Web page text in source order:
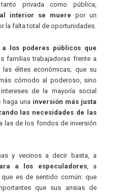
privada como pública,
interior se muere por un
la falta total de oportunidades.
a los poderes públicos que
familias trabajadoras frente a
élites económicas; que su
cómodo al poderoso, sino
de la mayoría social
haga una inversión más justa
las necesidades de las
las de los fondos de inversión
y vecinos a decir basta, a
a los especuladores, a
es de sentido común: que
que sus ansias de